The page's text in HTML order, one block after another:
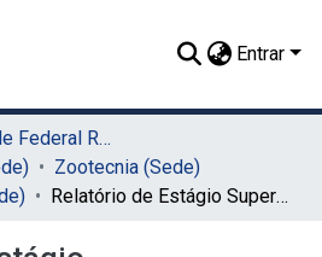
Entrar
01. Universidade Federal Rural de Pernambuco - UFRPE (Sede)
Zootecnia (Sede)
Relatório de Estágio Supervisionado Obrigatório